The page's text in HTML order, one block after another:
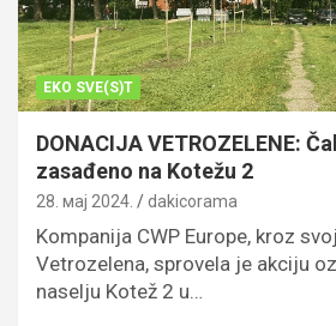
EKO SVE(S)T
DONACIJA VETROZELENE:
zasađeno na Kotežu 2
28. мај 2024. dakicorama
Kompanija CWP Europe, kroz
Vetrozelena, sprovela je akciju
naselju Kotež 2 u…